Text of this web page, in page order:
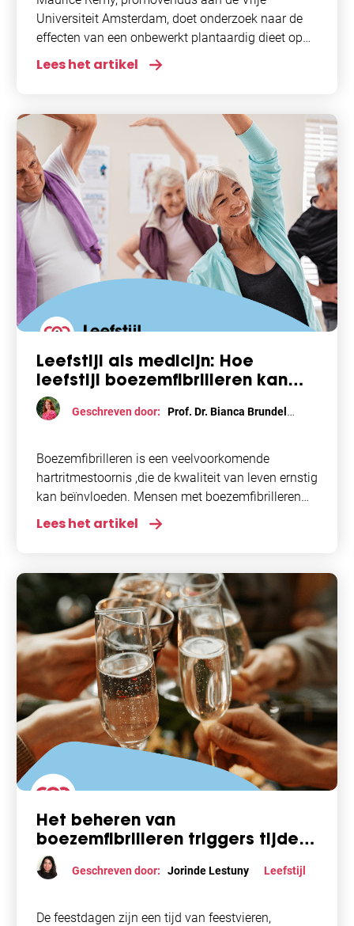
Universiteit Amsterdam, doet onderzoek naar de
effecten van een onbewerkt plantaardig dieet op
boezemfibrilleren. Als onderdeel van zijn studie is
Lees het artikel
Leefstijl als medicijn: Hoe
leefstijl boezemfibrilleren kan
verlichten
Geschreven door:
Prof. Dr. Bianca Brundel
Boezemfibrilleren is een veelvoorkomende
hartritmestoornis ,die de kwaliteit van leven ernstig
kan beïnvloeden. Mensen met boezemfibrilleren
ervaren vaak symptomen zoals hartkloppingen,
vermoeidheid en kortademigheid. Recent
Lees het artikel
Het beheren van
boezemfibrilleren triggers tijdens
de feestdagen
Geschreven door: Jorinde Lestuny Leefstijl
De feestdagen zijn een tijd van feestvieren,